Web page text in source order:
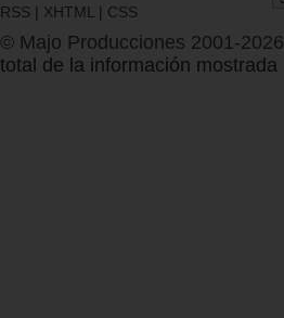
RSS | XHTML | CSS
© Majo Producciones 2001-2026
total de la información mostrada